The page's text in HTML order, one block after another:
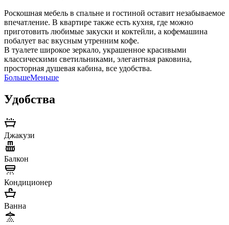
Роскошная мебель в спальне и гостиной оставит незабываемое
впечатление. В квартире также есть кухня, где можно
приготовить любимые закуски и коктейли, а кофемашина
побалует вас вкусным утренним кофе.
В туалете широкое зеркало, украшенное красивыми
классическими светильниками, элегантная раковина,
просторная душевая кабина, все удобства.
БольшеМеньше
Удобства
Джакузи
Балкон
Кондиционер
Ванна